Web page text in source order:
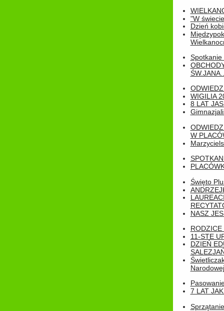
"W
Dzień
Spotkanie
WIGILIA
8 LAT
W
Święto
NASZ
RODZICE
11-STE
DZIEŃ
Narodowej
7 LAT